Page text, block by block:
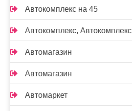
Автокомплекс на 45
Автокомплекс, Автокомплекс
Автомагазин
Автомагазин
Автомаркет